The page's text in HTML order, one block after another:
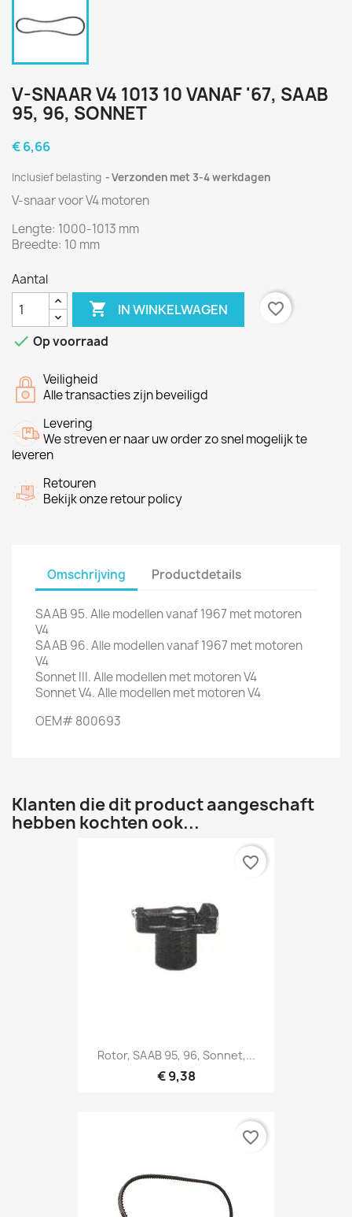
V-SNAAR V4 1013 10 VANAF '67, SAAB
95, 96, SONNET
€ 6,66
Inclusief belasting Verzonden met 3-4 werkdagen
V-snaar voor V4 motoren
Lengte: 1000-1013 mm
Breedte: 10 mm
Aantal
 IN WINKELWAGEN
favorite_border
 Op voorraad
Veiligheid
Alle transacties zijn beveiligd
Levering
We streven er naar uw order zo snel mogelijk te
leveren
Retouren
Bekijk onze retour policy
Omschrijving Productdetails
SAAB 95. Alle modellen vanaf 1967 met motoren
V4
SAAB 96. Alle modellen vanaf 1967 met motoren
V4
Sonnet III. Alle modellen met motoren V4
Sonnet V4. Alle modellen met motoren V4
OEM# 800693
Klanten die dit product aangeschaft
hebben kochten ook...
Rotor, SAAB 95, 96, Sonnet,...
€ 9,38
favorite_border
favorite_border